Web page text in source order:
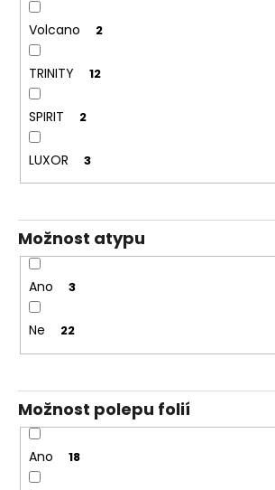
Volcano 2
TRINITY 12
SPIRIT 2
LUXOR 3
Možnost atypu
Ano 3
Ne 22
Možnost polepu folií
Ano 18